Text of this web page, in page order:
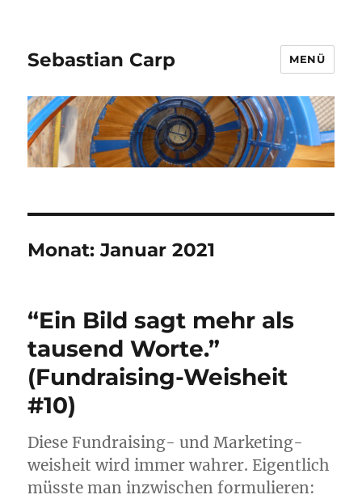
Sebastian Carp MENÜ
Monat:Januar 2021
“Ein Bild sagt mehr als
tausend Worte.”
(Fundraising-Weisheit
#10)
Die­se Fund­rai­sing- und Mar­ke­ting­
weis­heit wird immer wah­rer. Eigent­lich
müss­te man inzwi­schen for­mu­lie­ren: